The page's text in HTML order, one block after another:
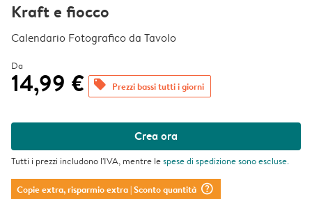
Kraft e fiocco
Calendario Fotografico da Tavolo
Da
14,99 € offers Prezzi bassi tutti i giorni
Crea ora
Tutti i prezzi includono l'IVA, mentre lespese di spedizionesono escluse.
Copie extra, risparmio extra| Sconto quantità question_mark_circle